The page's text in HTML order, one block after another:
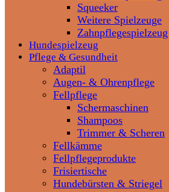
Squeeker
Weitere Spielzeuge
Zahnpflegespielzeug
Hundespielzeug
Pflege & Gesundheit
Adaptil
Augen- & Ohrenpflege
Fellpflege
Schermaschinen
Shampoos
Trimmer & Scheren
Fellkämme
Fellpflegeprodukte
Frisiertische
Hundebürsten & Striegel